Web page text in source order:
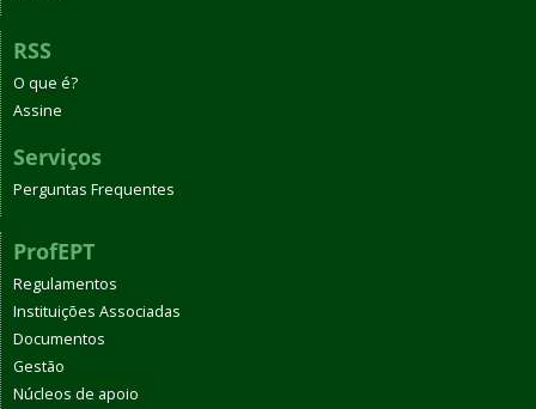
RSS
O que é?
Assine
Serviços
Perguntas Frequentes
ProfEPT
Regulamentos
Instituições Associadas
Documentos
Gestão
Núcleos de apoio